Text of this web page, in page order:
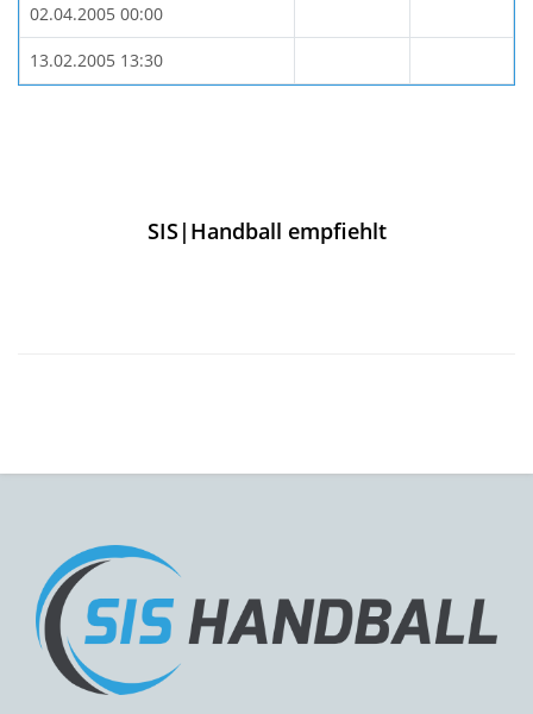
02.04.2005 00:00
13.02.2005 13:30
SIS|Handball empfiehlt